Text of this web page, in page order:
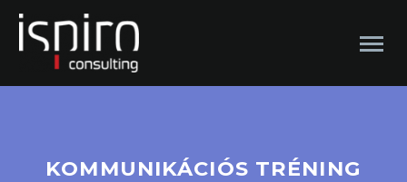
KOMMUNIKÁCIÓS TRÉNING